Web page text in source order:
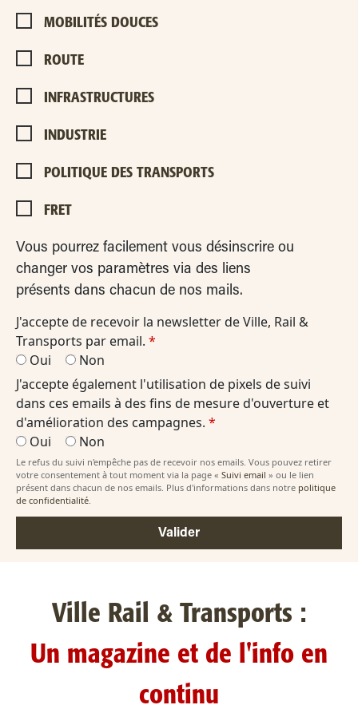
MOBILITÉS DOUCES
ROUTE
INFRASTRUCTURES
INDUSTRIE
POLITIQUE DES TRANSPORTS
FRET
Vous pourrez facilement vous désinscrire ou
changer vos paramètres via des liens
présents dans chacun de nos mails.
J'accepte de recevoir la newsletter de Ville, Rail &
Transports par email. *
Oui
Non
J'accepte également l'utilisation de pixels de suivi
dans ces emails à des fins de mesure d'ouverture et
d'amélioration des campagnes. *
Oui
Non
Le refus du suivi n'empêche pas de recevoir nos emails. Vous pouvez retirer
votre consentement à tout moment via la page « Suivi email » ou le lien
présent dans chacun de nos emails. Plus d'informations dans notre politique
de confidentialité.
Valider
Ville Rail & Transports :
Un magazine et de l'info en
continu